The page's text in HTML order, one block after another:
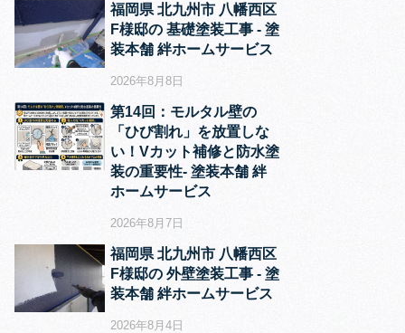
福岡県 北九州市 八幡西区
F様邸の 基礎塗装工事 ‐ 塗
装本舗 絆ホームサービス
2026年8月8日
第14回：モルタル壁の
「ひび割れ」を放置しな
い！Vカット補修と防水塗
装の重要性‐ 塗装本舗 絆
ホームサービス
2026年8月7日
福岡県 北九州市 八幡西区
F様邸の 外壁塗装工事 ‐ 塗
装本舗 絆ホームサービス
2026年8月4日